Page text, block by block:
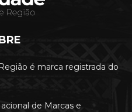
é marca registrada do
de Marcas e